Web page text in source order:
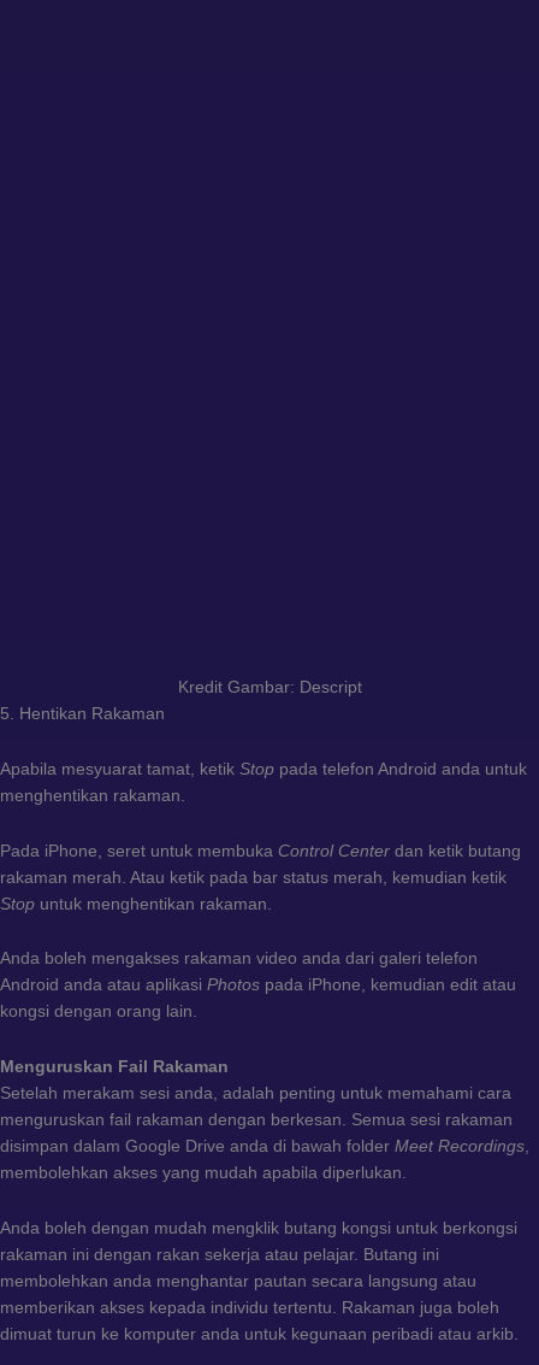
Kredit Gambar: Descript
5. Hentikan Rakaman
Apabila mesyuarat tamat, ketik Stop pada telefon Android anda untuk
menghentikan rakaman.
Pada iPhone, seret untuk membuka Control Center dan ketik butang
rakaman merah. Atau ketik pada bar status merah, kemudian ketik
Stop untuk menghentikan rakaman.
Anda boleh mengakses rakaman video anda dari galeri telefon
Android anda atau aplikasi Photos pada iPhone, kemudian edit atau
kongsi dengan orang lain.
Menguruskan Fail Rakaman
Setelah merakam sesi anda, adalah penting untuk memahami cara
menguruskan fail rakaman dengan berkesan. Semua sesi rakaman
disimpan dalam Google Drive anda di bawah folder Meet Recordings,
membolehkan akses yang mudah apabila diperlukan.
Anda boleh dengan mudah mengklik butang kongsi untuk berkongsi
rakaman ini dengan rakan sekerja atau pelajar. Butang ini
membolehkan anda menghantar pautan secara langsung atau
memberikan akses kepada individu tertentu. Rakaman juga boleh
dimuat turun ke komputer anda untuk kegunaan peribadi atau arkib.